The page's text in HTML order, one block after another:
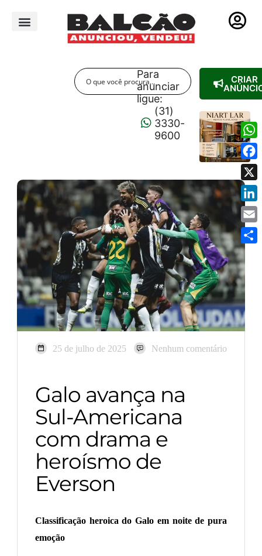
Para
anunciar
ligue:
(31)
3330-
9600
CRIAR
25 de julho de 2025 Nenhum comentário
Galo avança na
Sul-Americana
com drama e
heroísmo de
Everson
Classificação heroica do Galo em noite de pura
emoção
X